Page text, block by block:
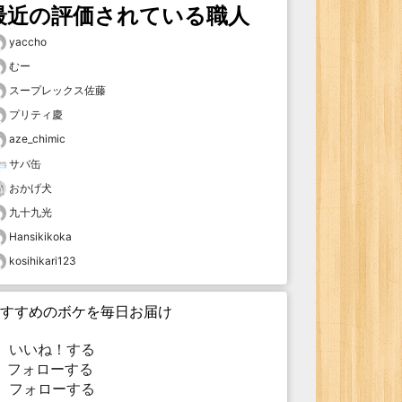
近の評価されている職人
yaccho
むー
スープレックス佐藤
プリティ慶
aze_chimic
サバ缶
おかげ犬
九十九光
Hansikikoka
kosihikari123
すめのボケを毎日お届け
いいね！する
ォローする
フォローする